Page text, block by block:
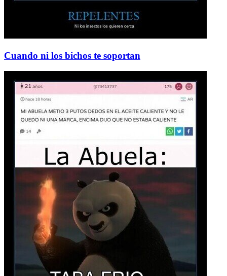
Cuando ni los bichos te soportan